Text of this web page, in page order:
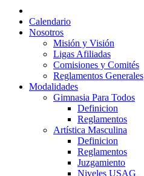
Calendario
Nosotros
Misión y Visión
Ligas Afiliadas
Comisiones y Comités
Reglamentos Generales
Modalidades
Gimnasia Para Todos
Definicion
Reglamentos
Artística Masculina
Definicion
Reglamentos
Juzgamiento
Niveles USAG